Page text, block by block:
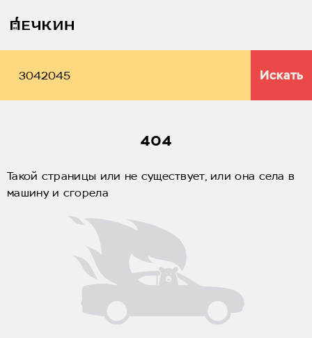
Искать
404
Такой страницы или не существует, или она села в
машину и сгорела